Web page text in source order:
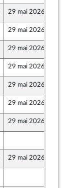
29 mai 2026
29 mai 2026
29 mai 2026
29 mai 2026
29 mai 2026
29 mai 2026
29 mai 2026
29 mai 2026